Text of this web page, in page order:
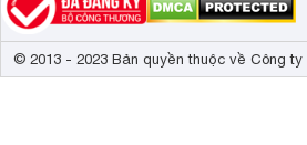
© 2013 - 2023 Bản quyền thuộc về Công ty